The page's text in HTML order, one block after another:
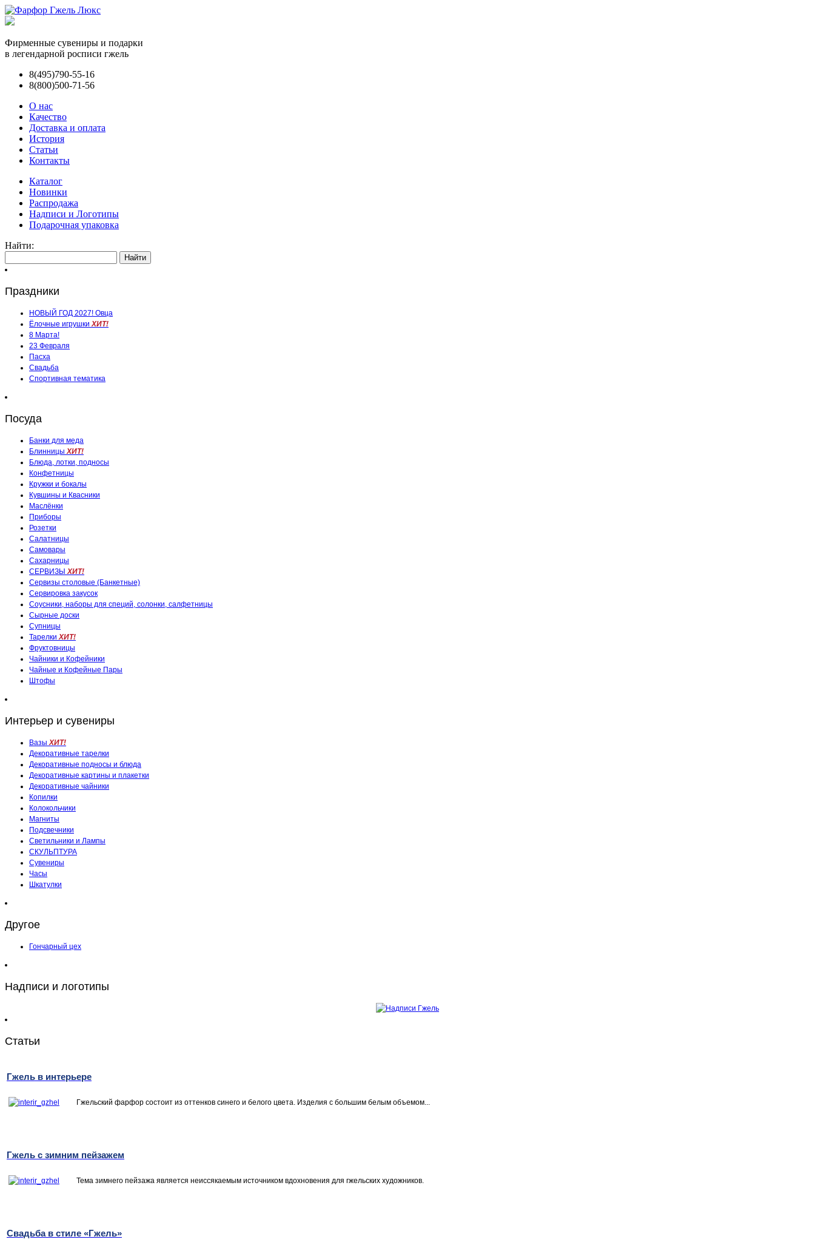
Фирменные сувениры и подарки
в легендарной росписи гжель
8(495)790-55-16
8(800)500-71-56
О нас
Качество
Доставка и оплата
История
Статьи
Контакты
Каталог
Новинки
Распродажа
Надписи и Логотипы
Подарочная упаковка
Найти:
Праздники
НОВЫЙ ГОД 2027! Овца
Ёлочные игрушкиХИТ!
8 Марта!
23 Февраля
Пасха
Свадьба
Спортивная тематика
Посуда
Банки для меда
БлинницыХИТ!
Блюда, лотки, подносы
Конфетницы
Кружки и бокалы
Кувшины и Квасники
Маслёнки
Приборы
Розетки
Салатницы
Самовары
Сахарницы
СЕРВИЗЫХИТ!
Сервизы столовые (Банкетные)
Сервировка закусок
Соусники, наборы для специй, солонки, салфетницы
Сырные доски
Супницы
ТарелкиХИТ!
Фруктовницы
Чайники и Кофейники
Чайные и Кофейные Пары
Штофы
Интерьер и сувениры
ВазыХИТ!
Декоративные тарелки
Декоративные подносы и блюда
Декоративные картины и плакетки
Декоративные чайники
Копилки
Колокольчики
Магниты
Подсвечники
Светильники и Лампы
СКУЛЬПТУРА
Сувениры
Часы
Шкатулки
Другое
Гончарный цех
Надписи и логотипы
Статьи
Гжель в интерьере
Гжельский фарфор состоит из оттенков синего и белого цвета. Изделия с большим белым объемом...
Гжель с зимним пейзажем
Тема зимнего пейзажа является неиссякаемым источником вдохновения для гжельских художников.
Свадьба в стиле «Гжель»